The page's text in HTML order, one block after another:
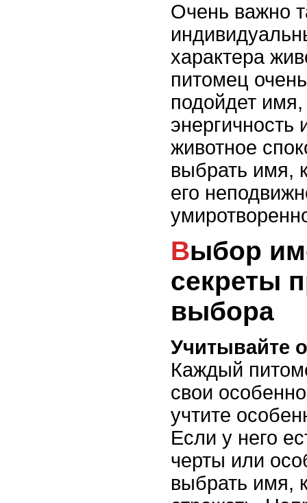
Очень важно
характера
питомец
подойдет имя,
энергичность
животное
выбрать имя,
его
Выбор имени для питомца:
секреты
выбора
Учитывайте
Каждый
свои
учтите
Если у него
черты или
выбрать имя,